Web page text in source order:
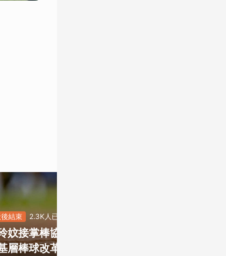
結束 2.3K人已投
妏接掌棒協，你最期待哪一
層棒球改革？